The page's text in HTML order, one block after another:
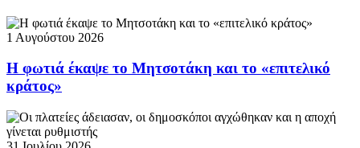
1 Αυγούστου 2026
Η φωτιά έκαψε το Μητσοτάκη και το «επιτελικό
κράτος»